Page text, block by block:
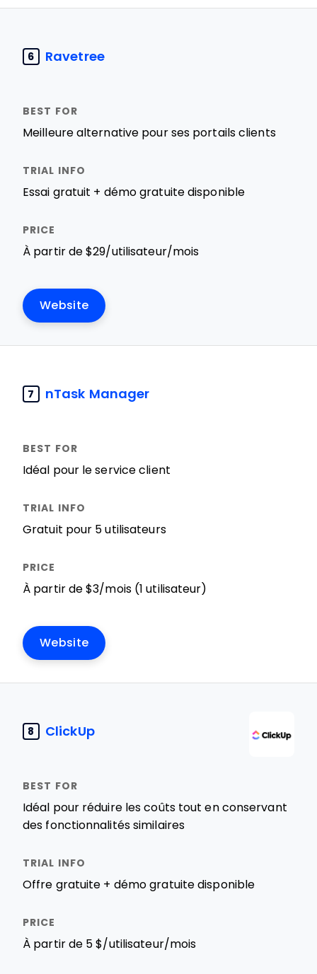
6 Ravetree
Meilleure alternative pour ses portails clients
Essai gratuit + démo gratuite disponible
À partir de $29/utilisateur/mois
Website
7 nTask Manager
Idéal pour le service client
Gratuit pour 5 utilisateurs
À partir de $3/mois (1 utilisateur)
Website
8 ClickUp
Idéal pour réduire les coûts tout en conservant
des fonctionnalités similaires
Offre gratuite + démo gratuite disponible
À partir de 5 $/utilisateur/mois